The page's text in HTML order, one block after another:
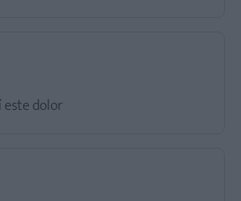
este dolor